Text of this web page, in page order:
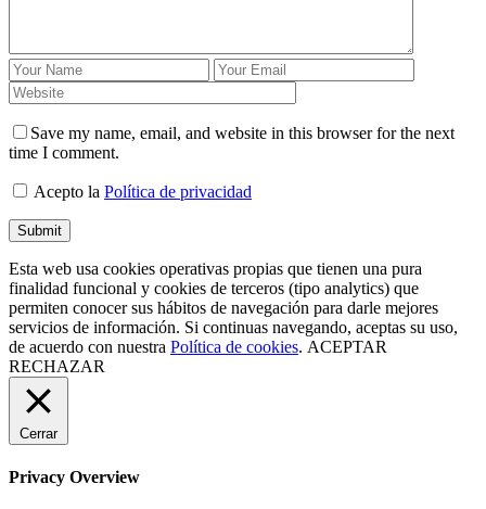
Save my name, email, and website in this browser for the next
time I comment.
Acepto la Política de privacidad
Esta web usa cookies operativas propias que tienen una pura
finalidad funcional y cookies de terceros (tipo analytics) que
permiten conocer sus hábitos de navegación para darle mejores
servicios de información. Si continuas navegando, aceptas su uso,
de acuerdo con nuestra Política de cookies. ACEPTAR
RECHAZAR
Cerrar
Privacy Overview